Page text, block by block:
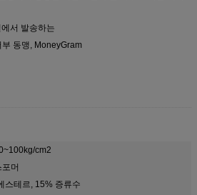
서 발송하는
부 동맹, MoneyGram
cm2
머
스테르, 15% 증류수